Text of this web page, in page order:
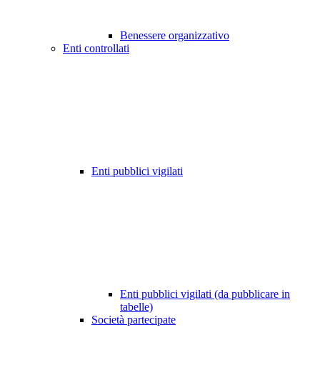
Benessere organizzativo
Enti controllati
Enti pubblici vigilati
Enti pubblici vigilati (da pubblicare in
tabelle)
Società partecipate